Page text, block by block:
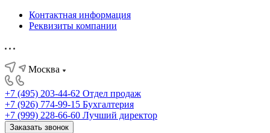
Контактная информация
Реквизиты компании
Москва
+7 (495) 203-44-62 Отдел продаж
+7 (926) 774-99-15 Бухгалтерия
+7 (999) 228-66-60 Лучший директор
Заказать звонок